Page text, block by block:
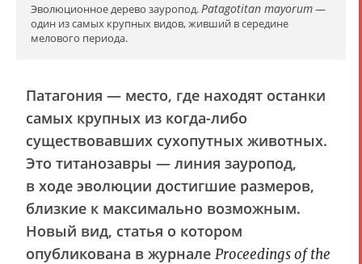
Эволюционное дерево зауропод.Patagotitan mayorum—
один из самых крупных видов, живший в середине
мелового периода.
Патагония — место, где находят останки
самых крупных из когда-либо
существовавших сухопутных животных.
Это титанозавры — линия зауропод,
в ходе эволюции достигшие размеров,
близкие к максимально возможным.
Новый вид, статья о котором
опубликована в журнале Proceedings of the